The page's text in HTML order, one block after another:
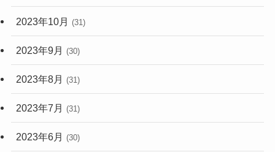
2023年10月 (31)
2023年9月 (30)
2023年8月 (31)
2023年7月 (31)
2023年6月 (30)